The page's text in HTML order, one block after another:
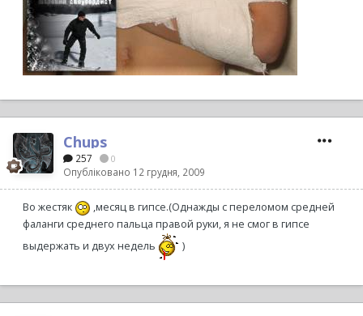
Chups
257 0
Опубліковано 12 грудня, 2009
Во жестяк
,месяц в гипсе.(Однажды с переломом средней
фаланги среднего пальца правой руки, я не смог в гипсе
выдержать и двух недель
)